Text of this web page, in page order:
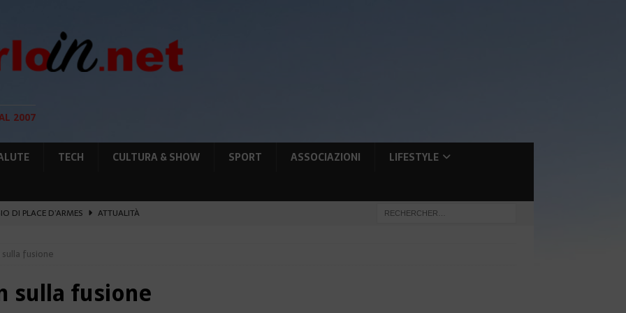
2007
TECH CULTURA & SHOW SPORT ASSOCIAZIONI
LIFESTYLE
DI PLACE D’ARMES
ATTUALITÀ
LE PRECAUZIONI PER OSSERVARLA
SOSTIENE LA RIFORMA
fusione
sulla fusione